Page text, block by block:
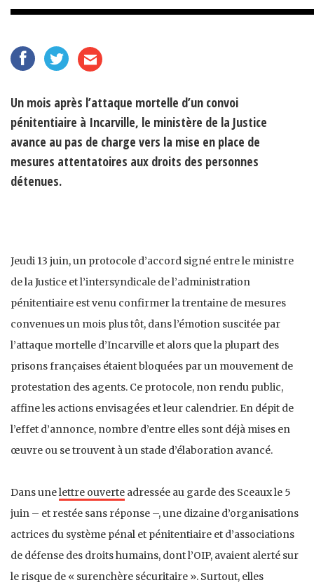
Un mois après l’attaque mortelle d’un convoi
pénitentiaire à Incarville, le ministère de la Justice
avance au pas de charge vers la mise en place de
mesures attentatoires aux droits des personnes
détenues.
Jeudi 13 juin, un protocole d’accord signé entre le ministre
de la Justice et l’intersyndicale de l’administration
pénitentiaire est venu confirmer la trentaine de mesures
convenues un mois plus tôt, dans l’émotion suscitée par
l’attaque mortelle d’Incarville et alors que la plupart des
prisons françaises étaient bloquées par un mouvement de
protestation des agents. Ce protocole, non rendu public,
affine les actions envisagées et leur calendrier. En dépit de
l’effet d’annonce, nombre d’entre elles sont déjà mises en
œuvre ou se trouvent à un stade d’élaboration avancé.
Dans unelettre ouverte adressée au garde des Sceaux le 5
juin – et restée sans réponse –, une dizaine d’organisations
actrices du système pénal et pénitentiaire et d’associations
de défense des droits humains, dont l’OIP, avaient alerté sur
le risque de « surenchère sécuritaire ». Surtout, elles